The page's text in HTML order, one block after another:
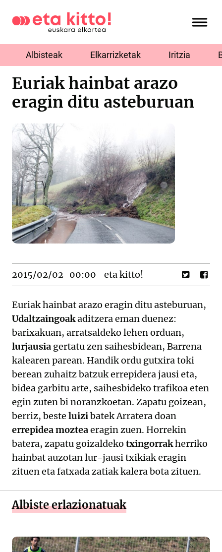
Albisteak Elkarrizketak Iritzia
Euriak hainbat arazo
eragin ditu asteburuan
2015/02/02 00:00 eta kitto!
Euriak hainbat arazo eragin ditu asteburuan,
Udaltzaingoakaditzera eman duenez:
barixakuan, arratsaldeko lehen orduan,
lurjausia gertatu zen saihesbidean, Barrena
kalearen parean. Handik ordu gutxira toki
berean zuhaitz batzuk errepidera jausi eta,
bidea garbitu arte, saihesbideko trafikoa eten
egin zuten bi noranzkoetan. Zapatu goizean,
berriz, beste luizibatek Arratera doan
errepidea mozteaeragin zuen. Horrekin
batera, zapatu goizaldeko txingorrakherriko
hainbat auzotan lur-jausi txikiak eragin
zituen eta fatxada zatiak kalera bota zituen.
Albiste erlazionatuak